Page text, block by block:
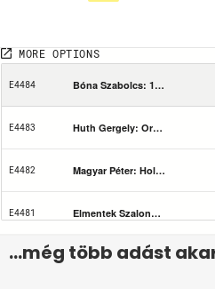
...még több adást